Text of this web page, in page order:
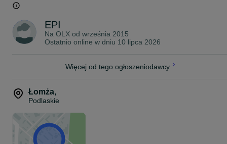
podciągów, oraz fundamentów. Sprawdzi się w budownictwie
Organizujemy transport na terenie całej Polski:
Wrocław Katowice Radom Tarnów Rzeszów Warszawa Gdańsk
EPI
Na OLX od września 2015
Ostatnio online w dniu 10 lipca 2026
Więcej od tego ogłoszeniodawcy
Łomża,
Podlaskie